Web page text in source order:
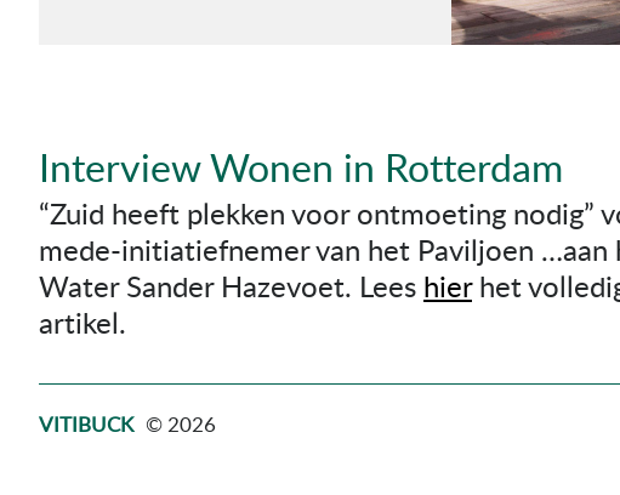
Interview Wonen in Rotterdam
“Zuid heeft plekken voor ontmoeting nodig”
mede-initiatiefnemer van het Paviljoen …aan
Water Sander Hazevoet. Lees hierhet
artikel.
VITIBUCK © 2026